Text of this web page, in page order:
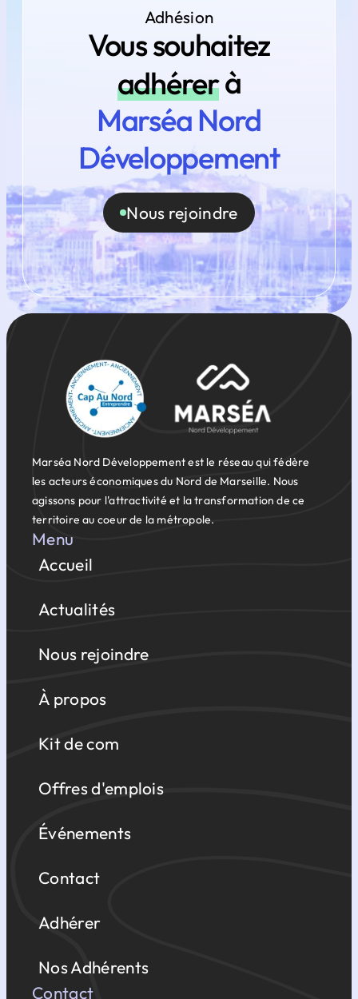
Adhésion
Vous souhaitez
adhérerà
Marséa Nord
Développement
Nous rejoindre
Marséa Nord Développement est le réseau qui fédère
les acteurs économiques du Nord de Marseille. Nous
agissons pour l'attractivité et la transformation de ce
territoire au coeur de la métropole.
Menu
Accueil
Actualités
Nous rejoindre
À propos
Kit de com
Offres d'emplois
Événements
Contact
Adhérer
Nos Adhérents
Contact